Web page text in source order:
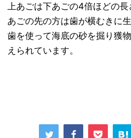
上あごは下あごの4倍ほどの
あごの先の方は歯が横むきに
歯を使って海底の砂を掘り獲
えられています。